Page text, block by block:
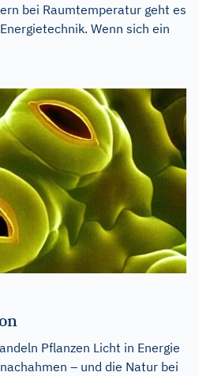
bei Raumtemperatur geht es
Wenn sich ein
Pflanzen Licht in Energie
– und die Natur bei